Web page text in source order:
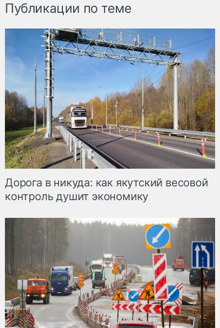
Публикации по теме
Дорога в никуда: как якутский весовой
контроль душит экономику